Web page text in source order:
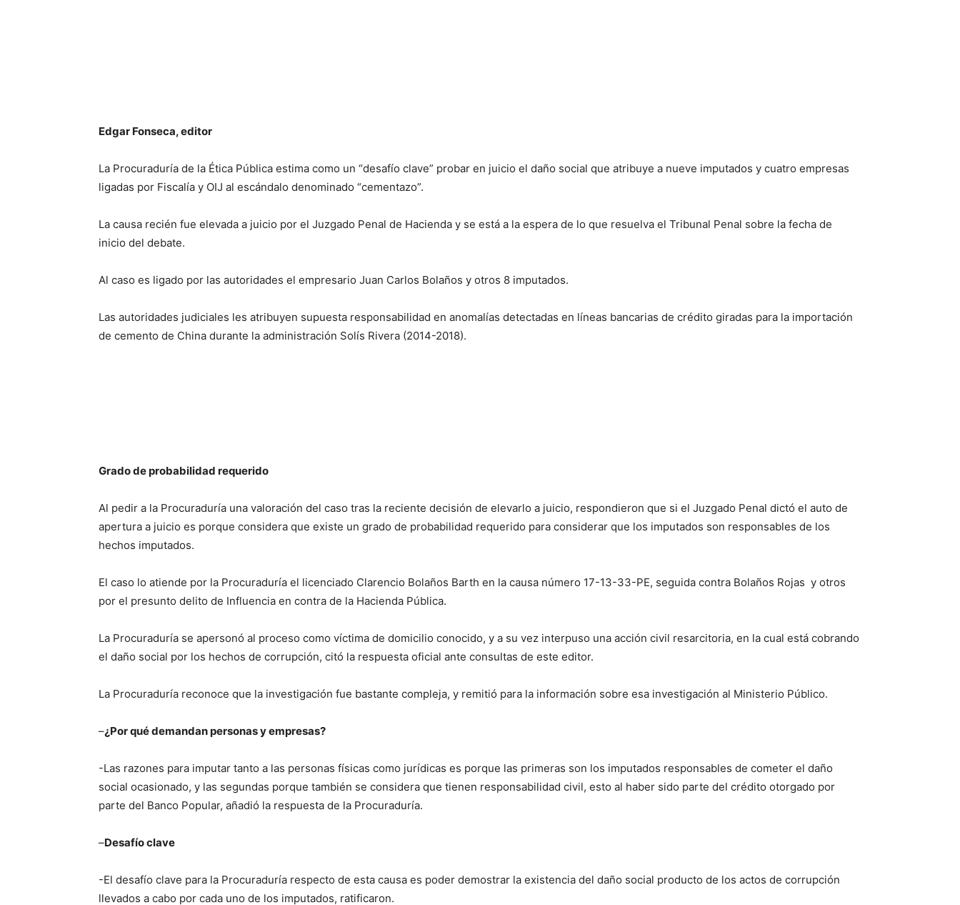
Edgar Fonseca, editor
La Procuraduría de la Ética Pública estima como un “desafío clave” probar en juicio el daño social que atribuye a nueve imputados y cuatro empresas
ligadas por Fiscalía y OIJ al escándalo denominado “cementazo”.
La causa recién fue elevada a juicio por el Juzgado Penal de Hacienda y se está a la espera de lo que resuelva el Tribunal Penal sobre la fecha de
inicio del debate.
Al caso es ligado por las autoridades el empresario Juan Carlos Bolaños y otros 8 imputados.
Las autoridades judiciales les atribuyen supuesta responsabilidad en anomalías detectadas en líneas bancarias de crédito giradas para la importación
de cemento de China durante la administración Solís Rivera (2014-2018).
Grado de probabilidad requerido
Al pedir a la Procuraduría una valoración del caso tras la reciente decisión de elevarlo a juicio, respondieron que si el Juzgado Penal dictó el auto de
apertura a juicio es porque considera que existe un grado de probabilidad requerido para considerar que los imputados son responsables de los
hechos imputados.
El caso lo atiende por la Procuraduría el licenciado Clarencio Bolaños Barth en la causa número 17-13-33-PE, seguida contra Bolaños Rojas y otros
por el presunto delito de Influencia en contra de la Hacienda Pública.
La Procuraduría se apersonó al proceso como víctima de domicilio conocido, y a su vez interpuso una acción civil resarcitoria, en la cual está cobrando
el daño social por los hechos de corrupción, citó la respuesta oficial ante consultas de este editor.
La Procuraduría reconoce que la investigación fue bastante compleja, y remitió para la información sobre esa investigación al Ministerio Público.
–¿Por qué demandan personas y empresas?
-Las razones para imputar tanto a las personas físicas como jurídicas es porque las primeras son los imputados responsables de cometer el daño
social ocasionado, y las segundas porque también se considera que tienen responsabilidad civil, esto al haber sido parte del crédito otorgado por
parte del Banco Popular, añadió la respuesta de la Procuraduría.
–Desafío clave
-El desafío clave para la Procuraduría respecto de esta causa es poder demostrar la existencia del daño social producto de los actos de corrupción
llevados a cabo por cada uno de los imputados, ratificaron.